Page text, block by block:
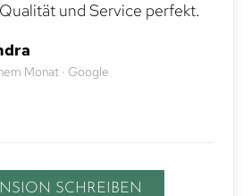
und Service perfekt.
Monat · Google
SCHREIBEN